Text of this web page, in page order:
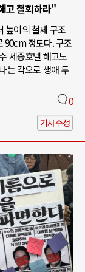
고 철회하라"
높이의 철제 구조
90cm 정도다. 구조
세종호텔 해고노
는 각오로 생애 두
0
기사수정